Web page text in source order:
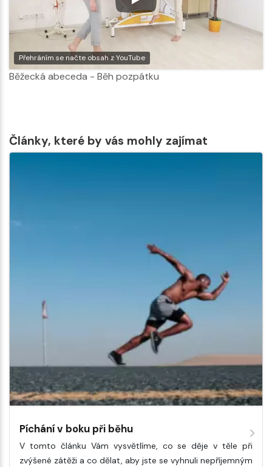
Přehráním se načte obsah z YouTube
Běžecká abeceda - Běh pozpátku
Články, které by vás mohly zajímat
Píchání v boku při běhu
V tomto článku Vám vysvětlíme, co se děje v těle při
zvýšené zátěži a co dělat, aby jste se vyhnuli nepříjemným